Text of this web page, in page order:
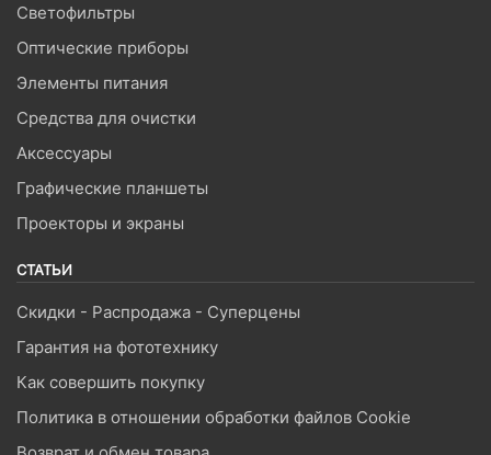
Светофильтры
Оптические приборы
Элементы питания
Средства для очистки
Аксессуары
Графические планшеты
Проекторы и экраны
СТАТЬИ
Скидки - Распродажа - Суперцены
Гарантия на фототехнику
Как совершить покупку
Политика в отношении обработки файлов Cookie